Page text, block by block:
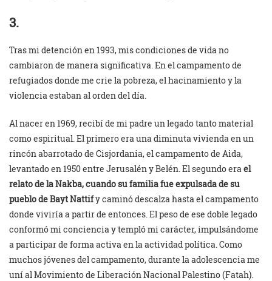
3.
Tras mi detención en 1993, mis condiciones de vida no
cambiaron de manera significativa. En el campamento de
refugiados donde me crie la pobreza, el hacinamiento y la
violencia estaban al orden del día.
Al nacer en 1969, recibí de mi padre un legado tanto material
como espiritual. El primero era una diminuta vivienda en un
rincón abarrotado de Cisjordania, el campamento de Aida,
levantado en 1950 entre Jerusalén y Belén. El segundo era el
relato de la Nakba, cuando su familia fue expulsada de su
pueblo de Bayt Nattify caminó descalza hasta el campamento
donde viviría a partir de entonces. El peso de ese doble legado
conformó mi conciencia y templó mi carácter, impulsándome
a participar de forma activa en la actividad política. Como
muchos jóvenes del campamento, durante la adolescencia me
uní al Movimiento de Liberación Nacional Palestino (Fatah).